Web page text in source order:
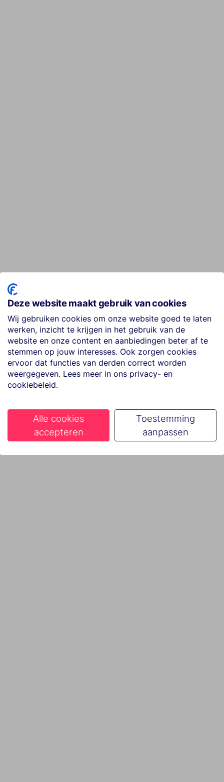
Deze website maakt gebruik van cookies
Wij gebruiken cookies om onze website goed te laten
werken, inzicht te krijgen in het gebruik van de
website en onze content en aanbiedingen beter af te
stemmen op jouw interesses. Ook zorgen cookies
ervoor dat functies van derden correct worden
weergegeven. Lees meer in ons privacy- en
cookiebeleid.
Alle cookies
accepteren
Toestemming
aanpassen